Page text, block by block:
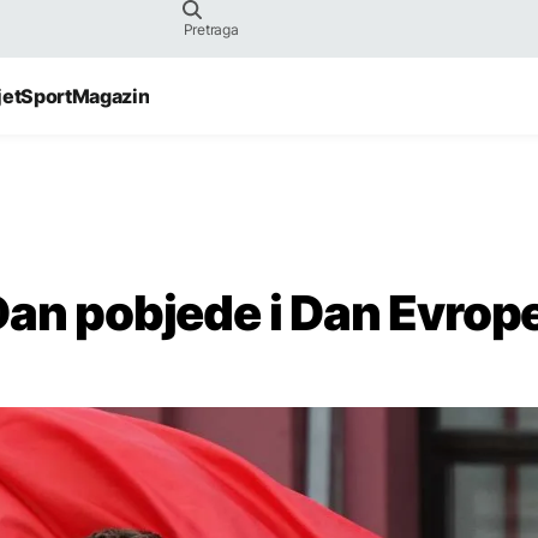
SportMagazin
pobjede i Dan